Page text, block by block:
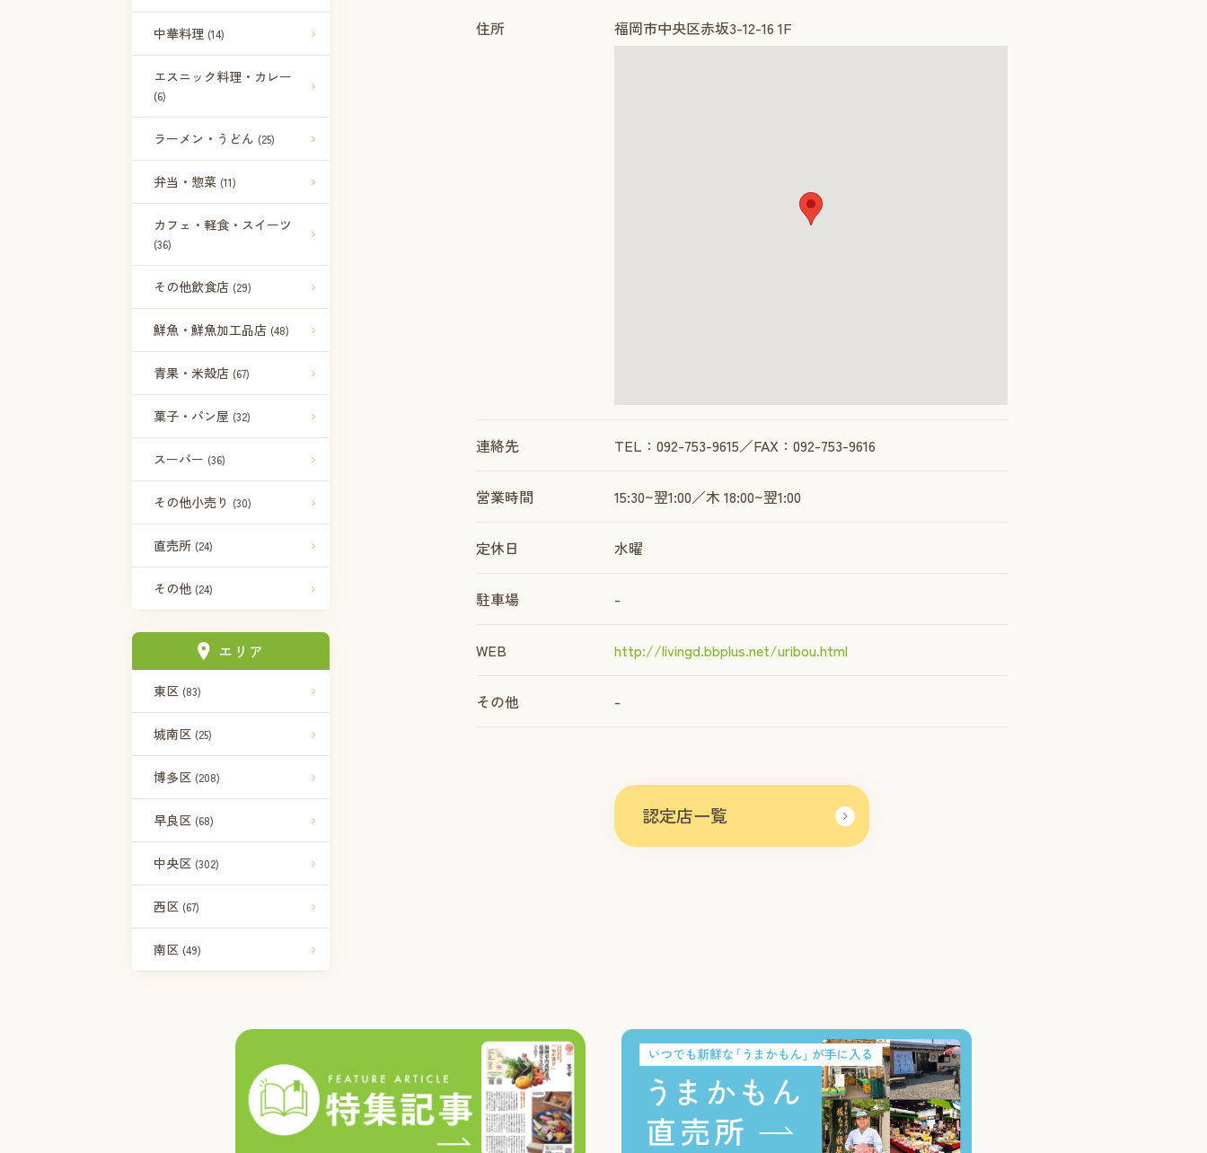
中華料理 (14)
エスニック料理・カレー
(6)
ラーメン・うどん (25)
弁当・惣菜 (11)
カフェ・軽食・スイーツ
(36)
その他飲食店 (29)
鮮魚・鮮魚加工品店 (48)
青果・米殻店 (67)
菓子・パン屋 (32)
スーパー (36)
その他小売り (30)
直売所 (24)
その他 (24)
エリア
東区 (83)
城南区 (25)
博多区 (208)
早良区 (68)
中央区 (302)
西区 (67)
南区 (49)
住所 福岡市中央区赤坂3-12-16 1F
連絡先 TEL：092-753-9615／FAX：092-753-9616
営業時間 15:30~翌1:00／木 18:00~翌1:00
定休日 水曜
駐車場 -
WEB http://livingd.bbplus.net/uribou.html
その他 -
認定店一覧